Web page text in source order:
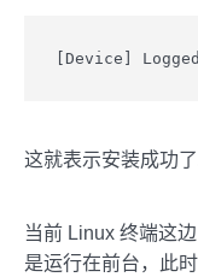
[Device]
这就表示安装成功了
当前 Linux 终端这
是运行在前台，此